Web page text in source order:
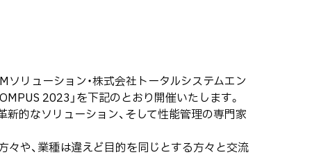
ソリューション・株式会社トータルシステムエン
2023」を下記のとおり開催いたします。
的なソリューション、そして性能管理の専門家
や、業種は違えど目的を同じとする方々と交流